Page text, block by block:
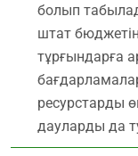
болып
штат
тұрғындарға
ресурстарды
дауларды да